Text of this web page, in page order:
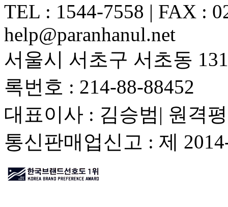
TEL : 1544-7558 | FAX :
help@paranhanul.net
서울시 서초구 서초동
록번호 : 214-88-88452
대표이사 : 김승범| 원격
통신판매업신고 : 제